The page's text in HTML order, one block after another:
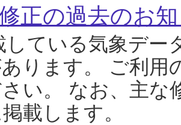
正の過去のお
ている気象デー
ります。 ご利用
い。 なお、主な
載します。